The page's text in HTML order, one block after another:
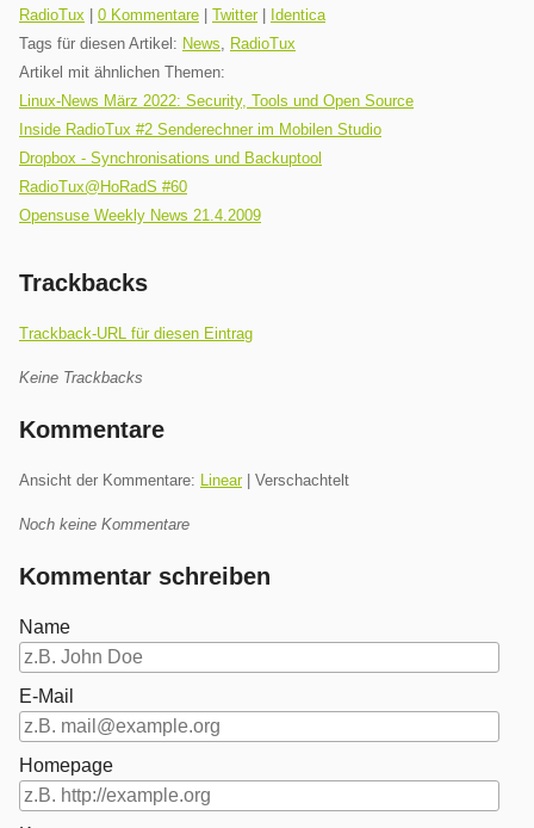
Kategorien:
RadioTux 0 Kommentare Twitter|
Identica
Tags für diesen Artikel: News
RadioTux
Artikel mit ähnlichen Themen:
Linux-News März 2022: Security, Tools und Open Source
Inside RadioTux #2 Senderechner im Mobilen Studio
Dropbox - Synchronisations und Backuptool
RadioTux@HoRadS #60
Opensuse Weekly News 21.4.2009
Trackbacks
Trackback-URL für diesen Eintrag
Keine Trackbacks
Kommentare
Ansicht der Kommentare: Linear| Verschachtelt
Noch keine Kommentare
Kommentar schreiben
Name
E-Mail
Homepage